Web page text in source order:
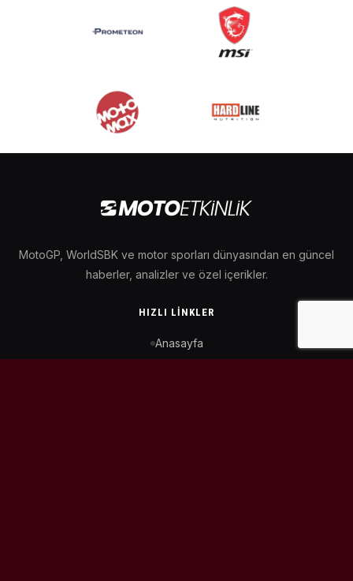
MotoGP, WorldSBK ve motor sporları dünyasından en güncel
haberler, analizler ve özel içerikler.
HIZLI LINKLER
Anasayfa